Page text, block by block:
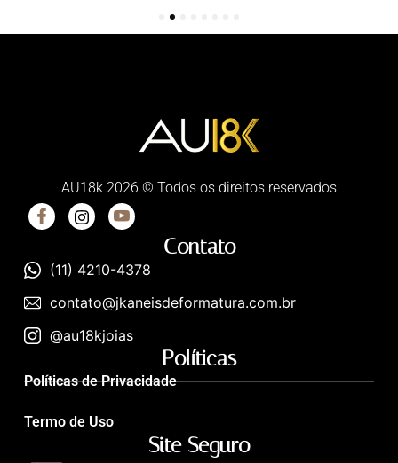
AU18k 2026 © Todos os direitos reservados
Contato
(11) 4210-4378
contato@jkaneisdeformatura.com.br
@au18kjoias
Políticas
Políticas de Privacidade
Termo de Uso
Site Seguro